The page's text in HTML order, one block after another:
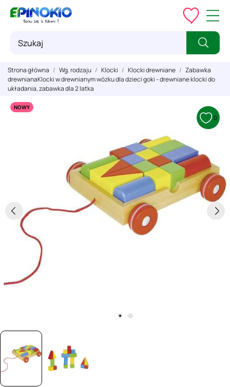
Strona główna Wg. rodzaju Klocki Klocki drewniane
Zabawka
drewnianaKlocki w drewnianym wózku dla dzieci goki - drewniane klocki do
układania, zabawka dla 2 latka
NOWY
0